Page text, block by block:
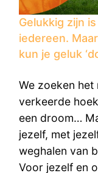
Gelukkig zijn
iedereen.
kun je geluk
We zoeken het
verkeerde
een droom…
jezelf, met
weghalen van
Voor jezelf en